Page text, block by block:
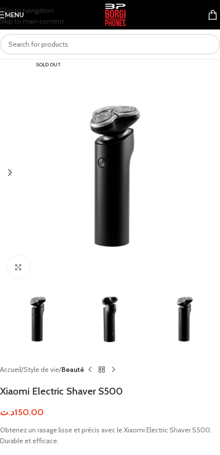
Skip to navigation
Skip to main content
MENU
SOLD OUT
Accueil Style de vie Beauté
Xiaomi Electric Shaver S500
150.00د.ت
Obtenez un rasage lisse et précis avec le Xiaomi Electric Shaver S500.
Durable et efficace.